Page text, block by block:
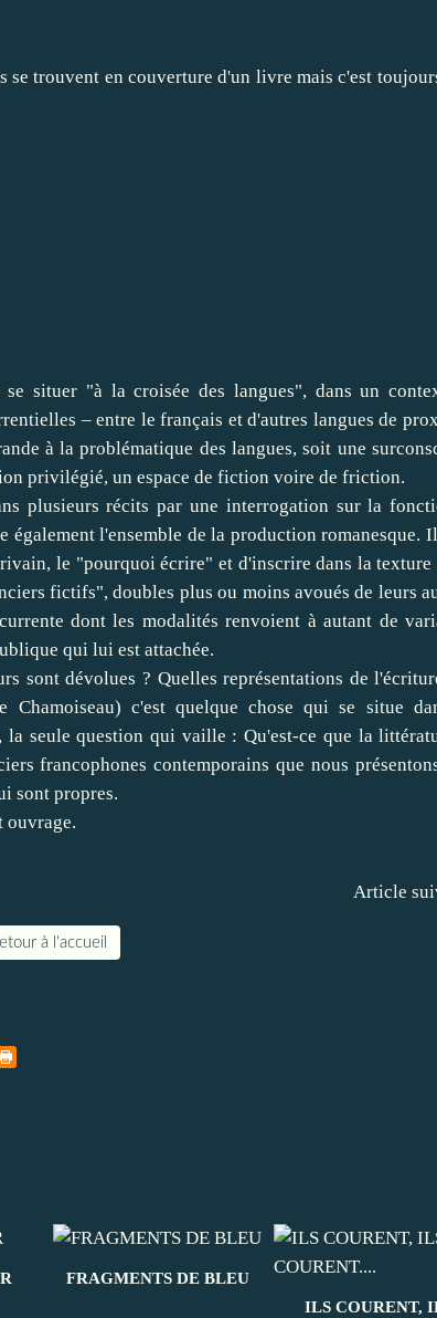
se trouvent en couverture d'un livre mais c'est
situer "à la croisée des langues", dans un
– entre le français et d'autres langues de
à la problématique des langues, soit une
privilégié, un espace de fiction voire de friction.
plusieurs récits par une interrogation sur la
l'ensemble de la production romanesque.
le "pourquoi écrire" et d'inscrire dans la texture
fictifs", doubles plus ou moins avoués de leurs
dont les modalités renvoient à autant de
qui lui est attachée.
sont dévolues ? Quelles représentations de
c'est quelque chose qui se situe
seule question qui vaille : Qu'est-ce que la
francophones contemporains que nous
sont propres.
ouvrage.
Article
à l'accueil
FRAGMENTS DE BLEU
ILS COURENT,